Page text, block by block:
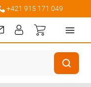
+421 915 171 049
Môj košík